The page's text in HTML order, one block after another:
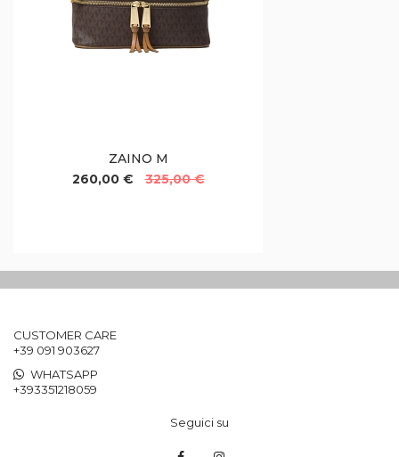
ZAINO M
260,00 €
325,00 €
CUSTOMER CARE
+39 091 903627
WHATSAPP
+393351218059
Seguici su